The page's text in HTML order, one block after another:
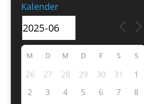
Kalender
M D M D F S S
26 27 28 29 30 31
1
2
3 4 5 6 7
8